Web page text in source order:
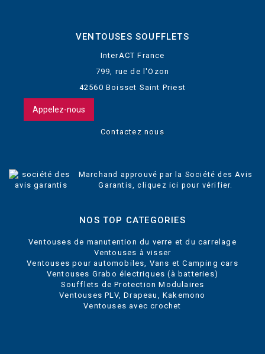
VENTOUSES SOUFFLETS
InterACT France
799, rue de l'Ozon
42560 Boisset Saint Priest
Appelez-nous
Contactez nous
Marchand approuvé par la Société des Avis
Garantis,cliquez ici pour vérifier
NOS TOP CATEGORIES
Ventouses de manutention du verre et du carrelage
Ventouses à visser
Ventouses pour automobiles, Vans et Camping cars
Ventouses Grabo électriques (à batteries)
Soufflets de Protection Modulaires
Ventouses PLV, Drapeau, Kakemono
Ventouses avec crochet